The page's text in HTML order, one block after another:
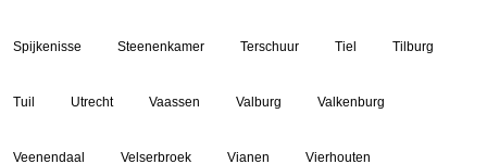
Spijkenisse Steenenkamer Terschuur Tiel Tilburg
Tuil Utrecht Vaassen Valburg Valkenburg
Veenendaal Velserbroek Vianen Vierhouten